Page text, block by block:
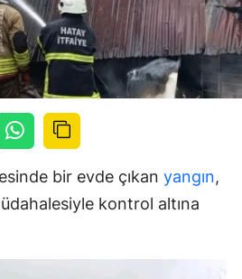
bir evde çıkan yangın,
kontrol altına